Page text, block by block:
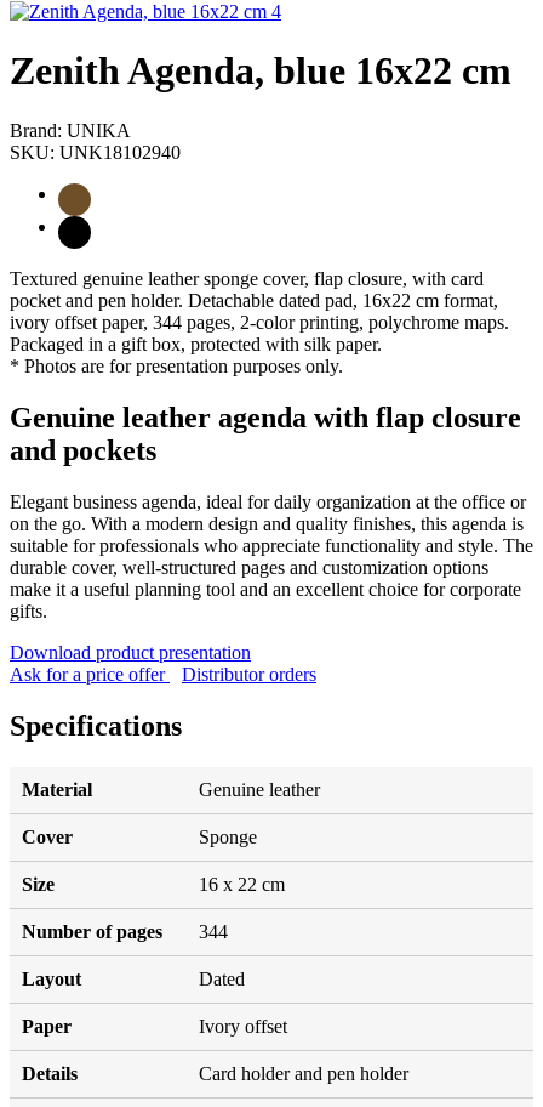
Zenith Agenda, blue 16x22 cm
Brand: UNIKA
SKU: UNK18102940
Textured genuine leather sponge cover, flap closure, with card
pocket and pen holder. Detachable dated pad, 16x22 cm format,
ivory offset paper, 344 pages, 2-color printing, polychrome maps.
Packaged in a gift box, protected with silk paper.
* Photos are for presentation purposes only.
Genuine leather agenda with flap closure
and pockets
Elegant business agenda, ideal for daily organization at the office or
on the go. With a modern design and quality finishes, this agenda is
suitable for professionals who appreciate functionality and style. The
durable cover, well-structured pages and customization options
make it a useful planning tool and an excellent choice for corporate
gifts.
Download product presentation
Ask for a price offer
Distributor orders
Specifications
Material Genuine leather
Cover Sponge
Size 16 x 22 cm
Number of pages 344
Layout Dated
Paper Ivory offset
Details Card holder and pen holder